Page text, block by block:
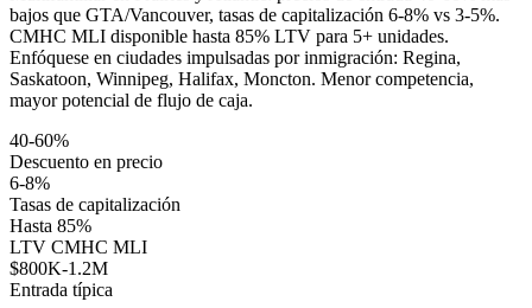
bajos que GTA/Vancouver, tasas de capitalización 6-8% vs 3-5%.
CMHC MLI disponible hasta 85% LTV para 5+ unidades.
Enfóquese en ciudades impulsadas por inmigración: Regina,
Saskatoon, Winnipeg, Halifax, Moncton. Menor competencia,
mayor potencial de flujo de caja.
40-60%
Descuento en precio
6-8%
Tasas de capitalización
Hasta 85%
LTV CMHC MLI
$800K-1.2M
Entrada típica